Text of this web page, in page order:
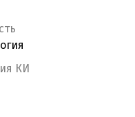
КИ